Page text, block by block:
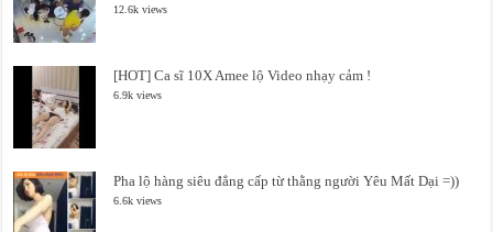
12.6k views
[HOT] Ca sĩ 10X Amee lộ Video nhạy cảm !
6.9k views
Pha lộ hàng siêu đẳng cấp từ thằng người Yêu Mất Dại =))
6.6k views